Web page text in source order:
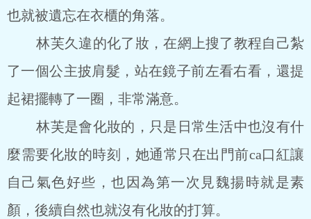
也就被遺忘在衣櫃的角落。
林芙久違的化了妝，在網上搜了教程自己紮
了一個公主披肩髮，站在鏡子前左看右看，還提
起裙擺轉了一圈，非常滿意。
林芙是會化妝的，只是日常生活中也沒有什
麼需要化妝的時刻，她通常只在出門前ca口紅讓
自己氣色好些，也因為第一次見魏揚時就是素
顏，後續自然也就沒有化妝的打算。